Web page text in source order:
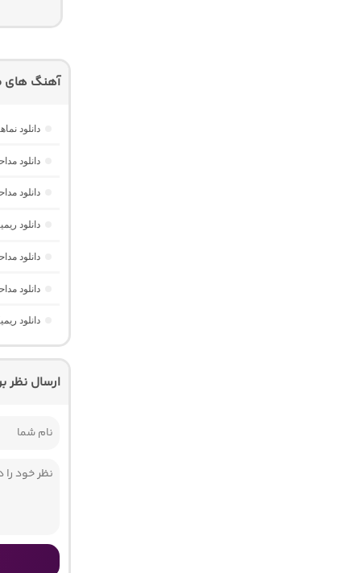
آهنگ های
دانلود
دانلود
دانلود
دانلود
دانلود
دانلود
دانلود
ارسال نظر